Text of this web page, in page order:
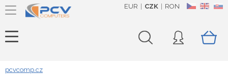
CZ EN SK
EUR CZK RON
pcvcomp.cz